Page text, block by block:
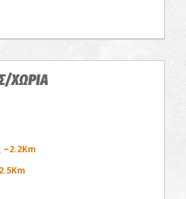
ΧΩΡΙΑ
~2.2Km